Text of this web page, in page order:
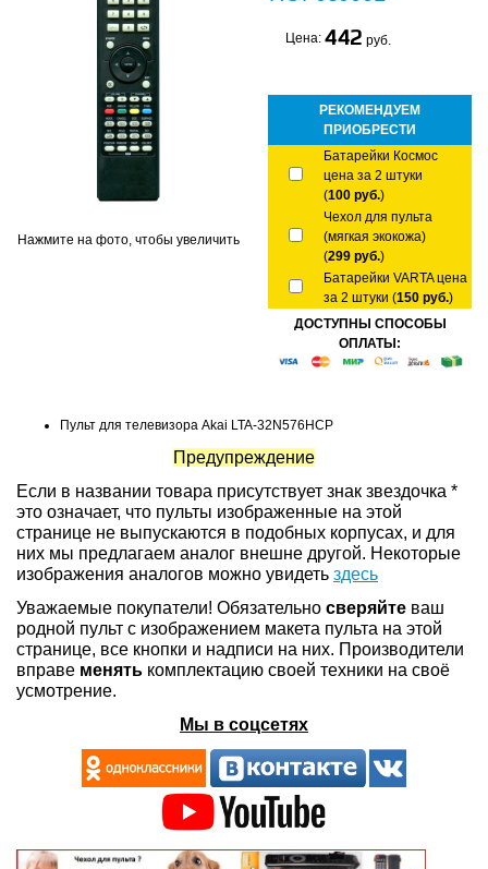
Нажмите на фото, чтобы увеличить
Цена: 442 руб.
РЕКОМЕНДУЕМ
ПРИОБРЕСТИ
Батарейки Космос
цена за 2 штуки
(100 руб.)
Чехол для пульта
(мягкая экокожа)
(299 руб.)
Батарейки VARTA цена
за 2 штуки (150 руб.)
ДОСТУПНЫ СПОСОБЫ
ОПЛАТЫ:
Пульт для телевизора Akai LTA-32N576HCP
Предупреждение
Если в названии товара присутствует знак звездочка *
это означает, что пульты изображенные на этой
странице не выпускаются в подобных корпусах, и для
них мы предлагаем аналог внешне другой. Некоторые
изображения аналогов можно увидеть здесь
Уважаемые покупатели! Обязательно сверяйте ваш
родной пульт с изображением макета пульта на этой
странице, все кнопки и надписи на них. Производители
вправе менять комплектацию своей техники на своё
усмотрение.
Мы в соцсетях